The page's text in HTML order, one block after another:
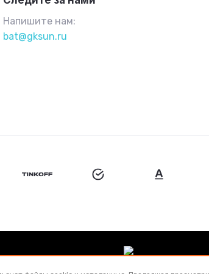
Напишите нам:
bat@gksun.ru